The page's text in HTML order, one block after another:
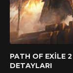
PATH OF EXILE
DETAYLARI